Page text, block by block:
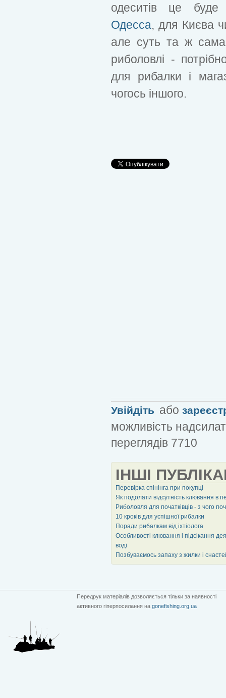
одеситів це
Одесса, для Києва
але суть та ж
риболовлі -
для рибалки і
чогось іншого.
Увійдіть або
можливість
переглядів 7710
ІНШІ
Перевірка спінінга при покупці
Як подолати відсутність клювання в
Риболовля для початківців - з чого
10 кроків для успішної рибалки
Поради рибалкам від іхтіолога
Особливості клювання і підсікання
воді
Позбуваємось запаху з жилки і
Передрук матеріалів дозволяється тільки за наявності
активного гіперпосилання на gonefishing.org.ua